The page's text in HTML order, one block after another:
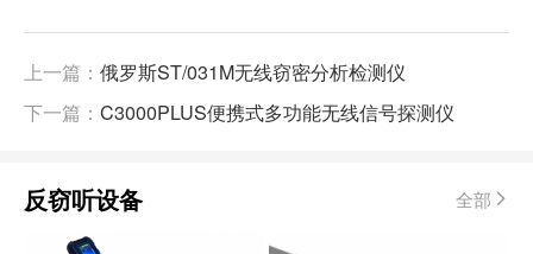
上一篇： 俄罗斯ST/031M无线窃密分析检测仪
下一篇： C3000PLUS便携式多功能无线信号探测仪
反窃听设备 全部